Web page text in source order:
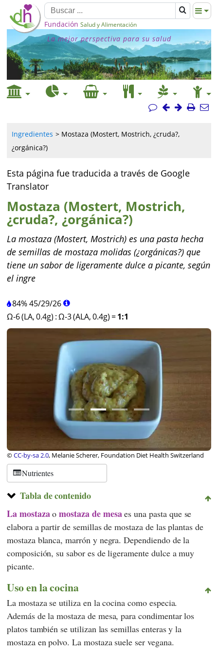
Fundación Salud y Alimentación
La mejor perspectiva para su salud
Ingredientes
Mostaza (Mostert, Mostrich, ¿cruda?,
¿orgánica?)
Esta página fue traducida a través de Google
Translator
Mostaza (Mostert, Mostrich,
¿cruda?, ¿orgánica?)
La mostaza (Mostert, Mostrich) es una pasta hecha
de semillas de mostaza molidas (¿orgánicas?) que
tiene un sabor de ligeramente dulce a picante, según
el ingre
84%45/29/26
Ω-6 (LA, 0.4g) :Ω-3 (ALA, 0.4g) =1:1
©CC-by-sa 2.0, Melanie Scherer, Foundation Diet Health Switzerland
Nutrientes
Tabla de contenido
La mostazaomostaza de mesaes una pasta que se
elabora a partir de semillas de mostaza de las plantas de
mostaza blanca, marrón y negra. Dependiendo de la
composición, su sabor es de ligeramente dulce a muy
picante.
Uso en la cocina
La mostaza se utiliza en la cocina como especia.
Además de la mostaza de mesa, para condimentar los
platos también se utilizan las semillas enteras y la
mostaza en polvo. La mostaza suele ser vegana.